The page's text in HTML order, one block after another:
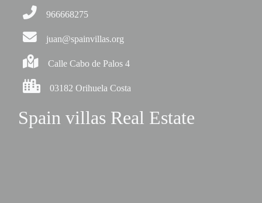
966668275
juan@spainvillas.org
Calle Cabo de Palos 4
03182 Orihuela Costa
Spain villas Real Estate